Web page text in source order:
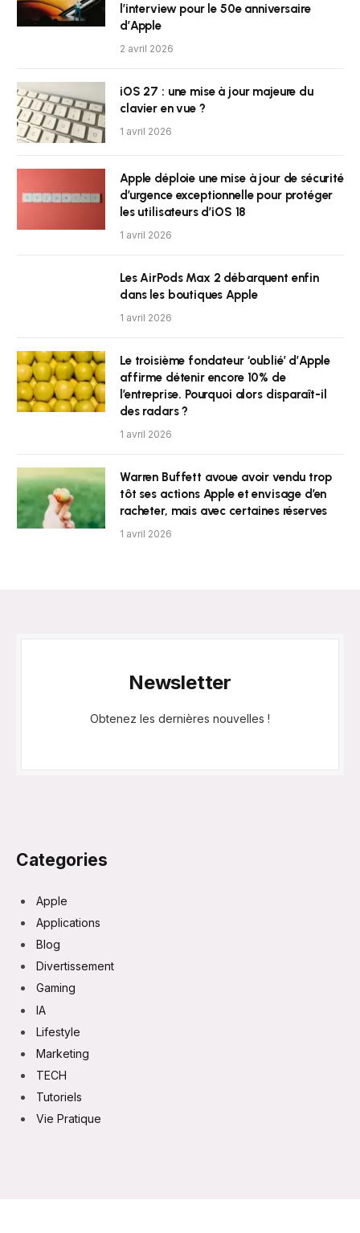
l’interview pour le 50e anniversaire
d’Apple
2 avril 2026
iOS 27 : une mise à jour majeure du
clavier en vue ?
1 avril 2026
Apple déploie une mise à jour de sécurité
d’urgence exceptionnelle pour protéger
les utilisateurs d’iOS 18
1 avril 2026
Les AirPods Max 2 débarquent enfin
dans les boutiques Apple
1 avril 2026
Le troisième fondateur ‘oublié’ d’Apple
affirme détenir encore 10% de
l’entreprise. Pourquoi alors disparaît-il
des radars ?
1 avril 2026
Warren Buffett avoue avoir vendu trop
tôt ses actions Apple et envisage d’en
racheter, mais avec certaines réserves
1 avril 2026
Newsletter
Obtenez les dernières nouvelles !
Categories
Apple
Applications
Blog
Divertissement
Gaming
IA
Lifestyle
Marketing
TECH
Tutoriels
Vie Pratique